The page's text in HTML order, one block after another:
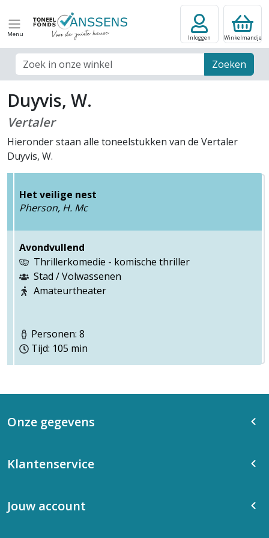
Menu
Zoek veld Zoeken
Inloggen Winkelmandje
Duyvis, W.
Vertaler
Hieronder staan alle toneelstukken van de Vertaler
Duyvis, W.
Het veilige nest
Pherson, H. Mc
Avondvullend
Thrillerkomedie - komische thriller
Stad / Volwassenen
Amateurtheater
Personen: 8
Tijd: 105 min
Onze gegevens
Klantenservice
Jouw account